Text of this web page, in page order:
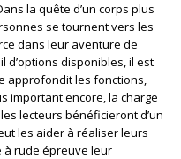
la quête d’un corps plus
se tournent vers les
dans leur aventure de
d’options disponibles, il est
approfondit les fonctions,
important encore, la charge
lecteurs bénéficieront d’un
les aider à réaliser leurs
à rude épreuve leur